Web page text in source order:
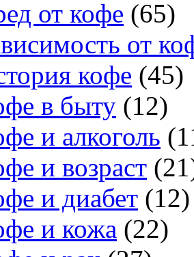
от кофе (65)
от
кофе (45)
в быту (12)
и алкоголь
и возраст
и диабет (12)
и кожа (22)